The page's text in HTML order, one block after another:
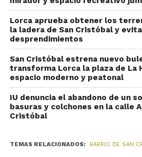
Lorca aprueba obtener los
la ladera de San Cristóbal y
desprendimientos
San Cristóbal estrena nuevo
transforma Lorca la plaza de La
espacio moderno y peatonal
IU denuncia el abandono de un
basuras y colchones en la calle
Cristóbal
TEMAS RELACIONADOS: BARRIO DE SAN